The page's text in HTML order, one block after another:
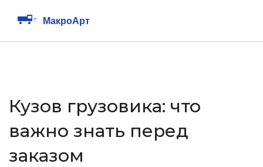
Кузов грузовика: что
важно знать перед
заказом